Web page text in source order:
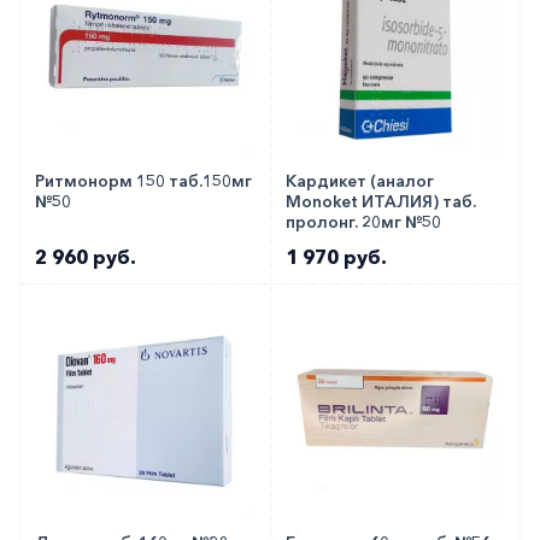
применения экстракорпоральных способов
лечения (ЛПНП аферез), при одномоментном
использовании мембран, для которых
свойственна высокая гидравлическая
Медики о препарате
Врачи отмечают хорошую эффективность
заболеванием. К группе риска относятся
мужчины старше 55 лет, женщины от 65 лет.
Как оформить заказ?
Вы можете заказать препарат с доставкой в
Ритмонорм 150 таб.150мг
№50
2 960 руб.
Кардикет (аналог
Monoket ИТАЛИЯ) таб.
пролонг. 20мг №50
1 970 руб.